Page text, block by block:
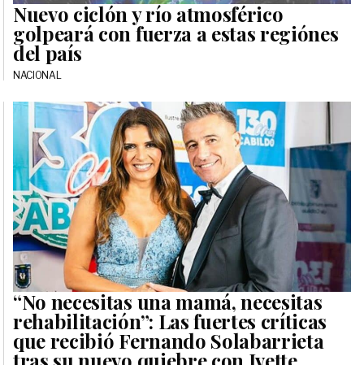
Nuevo ciclón y río atmosférico
golpeará con fuerza a estas regiónes
del país
NACIONAL
“No necesitas una mamá, necesitas
rehabilitación”: Las fuertes críticas
que recibió Fernando Solabarrieta